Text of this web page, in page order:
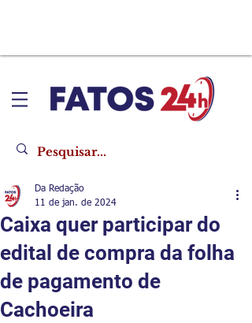
Caixa quer participar do
edital de compra da folha
de pagamento de
Cachoeira
Da Redação
11 de jan. de 2024